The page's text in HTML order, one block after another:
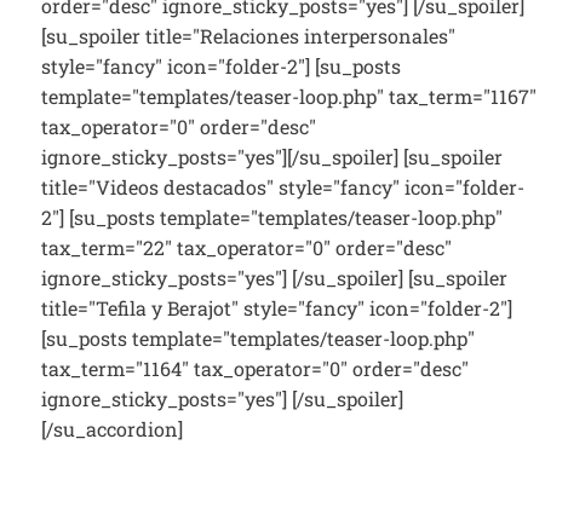
order="desc" ignore_sticky_posts="yes"] [/su_spoiler]
[su_spoiler title="Relaciones interpersonales"
style="fancy" icon="folder-2"] [su_posts
template="templates/teaser-loop.php" tax_term="1167"
tax_operator="0" order="desc"
ignore_sticky_posts="yes"][/su_spoiler] [su_spoiler
title="Videos destacados" style="fancy" icon="folder-
2"] [su_posts template="templates/teaser-loop.php"
tax_term="22" tax_operator="0" order="desc"
ignore_sticky_posts="yes"] [/su_spoiler] [su_spoiler
title="Tefila y Berajot" style="fancy" icon="folder-2"]
[su_posts template="templates/teaser-loop.php"
tax_term="1164" tax_operator="0" order="desc"
ignore_sticky_posts="yes"] [/su_spoiler]
[/su_accordion]